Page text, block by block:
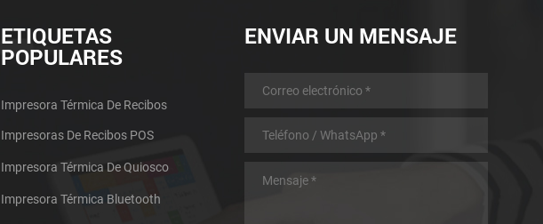
ETIQUETAS
POPULARES
Impresora Térmica De Recibos
Impresoras De Recibos POS
Impresora Térmica De Quiosco
Impresora Térmica Bluetooth
ENVIAR UN MENSAJE